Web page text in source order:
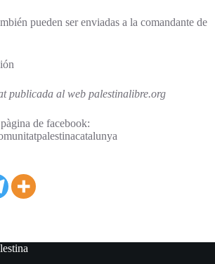
pueden ser enviadas a la comandante de
publicada al web palestinalibre.org
de facebook: